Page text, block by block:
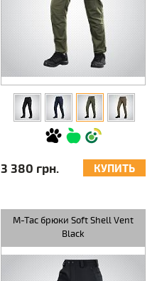
3 380 грн. КУПИТЬ
M-Tac брюки Soft Shell Vent
Black